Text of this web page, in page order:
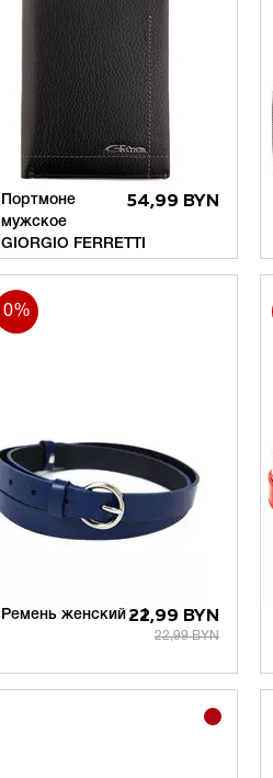
Портмоне
мужское
GIORGIO FERRETTI
54,99 BYN
Ремень женский - 122,99 BYN
22,99 BYN
0%